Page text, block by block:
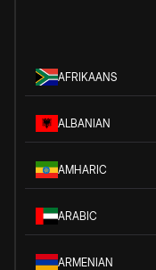
AFRIKAANS
ALBANIAN
AMHARIC
ARABIC
ARMENIAN